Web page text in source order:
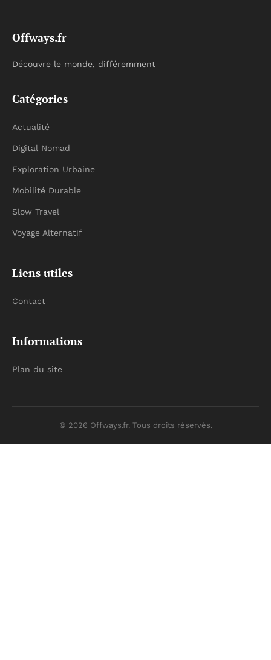
Offways.fr
Découvre le monde, différemment
Catégories
Actualité
Digital Nomad
Exploration Urbaine
Mobilité Durable
Slow Travel
Voyage Alternatif
Liens utiles
Contact
Informations
Plan du site
© 2026 Offways.fr. Tous droits réservés.